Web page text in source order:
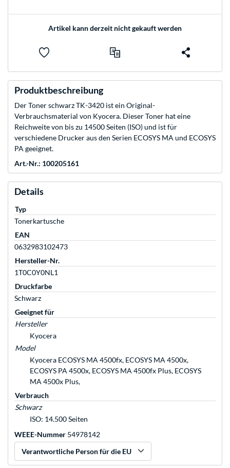
Artikel kann derzeit nicht gekauft werden
Produktbeschreibung
Der Toner schwarz TK-3420 ist ein Original-
Verbrauchsmaterial von Kyocera. Dieser Toner hat eine
Reichweite von bis zu 14500 Seiten (ISO) und ist für
verschiedene Drucker aus den Serien ECOSYS MA und ECOSYS
PA geeignet.
Art.-Nr.: 100205161
Details
Typ
Tonerkartusche
EAN
0632983102473
Hersteller-Nr.
1T0C0Y0NL1
Druckfarbe
Schwarz
Geeignet für
Hersteller
Kyocera
Model
Kyocera ECOSYS MA 4500fx, ECOSYS MA 4500x,
ECOSYS PA 4500x, ECOSYS MA 4500fx Plus, ECOSYS
MA 4500x Plus,
Verbrauch
Schwarz
ISO: 14.500 Seiten
WEEE-Nummer 54978142
Verantwortliche Person für die EU